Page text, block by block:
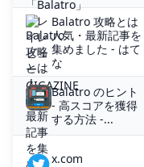
Balatro 攻略とは
人気・最新記事を
集めました - はて
な
Balatro のヒント
- 高スコアを獲得
する方法 -...
x.com